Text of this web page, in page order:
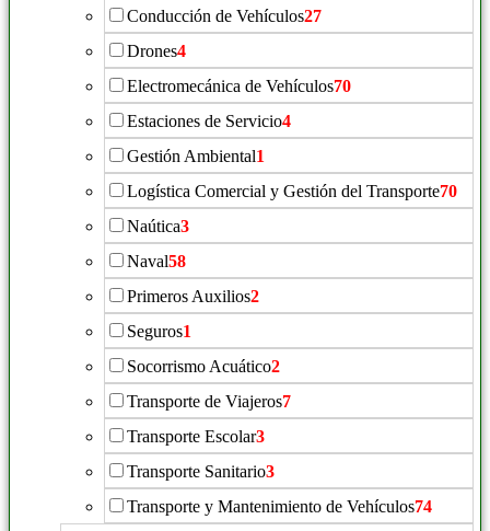
Conducción de Vehículos27
Drones4
Electromecánica de Vehículos70
Estaciones de Servicio4
Gestión Ambiental1
Logística Comercial y Gestión del Transporte70
Naútica3
Naval58
Primeros Auxilios2
Seguros1
Socorrismo Acuático2
Transporte de Viajeros7
Transporte Escolar3
Transporte Sanitario3
Transporte y Mantenimiento de Vehículos74